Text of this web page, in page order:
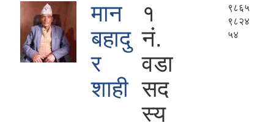
मान
बहादु
र
शाही
१
नं.
वडा
सद
स्य
९८६५
९८२४
५४